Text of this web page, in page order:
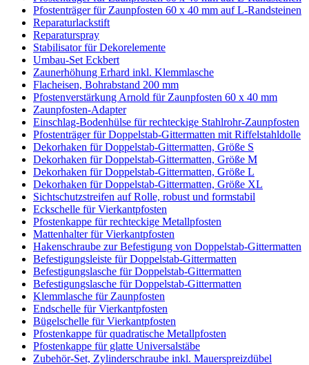
Pfostenträger für Zaunpfosten 60 x 40 mm auf L-Randsteinen
Reparaturlackstift
Reparaturspray
Stabilisator für Dekorelemente
Umbau-Set Eckbert
Zaunerhöhung Erhard inkl. Klemmlasche
Flacheisen, Bohrabstand 200 mm
Pfostenverstärkung Arnold für Zaunpfosten 60 x 40 mm
Zaunpfosten-Adapter
Einschlag-Bodenhülse für rechteckige Stahlrohr-Zaunpfosten
Pfostenträger für Doppelstab-Gittermatten mit Riffelstahldolle
Dekorhaken für Doppelstab-Gittermatten, Größe S
Dekorhaken für Doppelstab-Gittermatten, Größe M
Dekorhaken für Doppelstab-Gittermatten, Größe L
Dekorhaken für Doppelstab-Gittermatten, Größe XL
Sichtschutzstreifen auf Rolle, robust und formstabil
Eckschelle für Vierkantpfosten
Pfostenkappe für rechteckige Metallpfosten
Mattenhalter für Vierkantpfosten
Hakenschraube zur Befestigung von Doppelstab-Gittermatten
Befestigungsleiste für Doppelstab-Gittermatten
Befestigungslasche für Doppelstab-Gittermatten
Befestigungslasche für Doppelstab-Gittermatten
Klemmlasche für Zaunpfosten
Endschelle für Vierkantpfosten
Bügelschelle für Vierkantpfosten
Pfostenkappe für quadratische Metallpfosten
Pfostenkappe für glatte Universalstäbe
Zubehör-Set, Zylinderschraube inkl. Mauerspreizdübel